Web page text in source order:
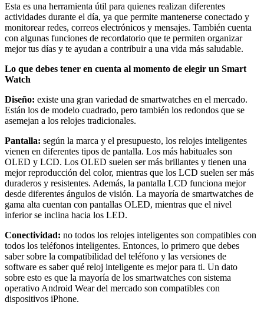
Esta es una herramienta útil para quienes realizan diferentes
actividades durante el día, ya que permite mantenerse conectado y
monitorear redes, correos electrónicos y mensajes. También cuenta
con algunas funciones de recordatorio que te permiten organizar
mejor tus días y te ayudan a contribuir a una vida más saludable.
Lo que debes tener en cuenta al momento de elegir un Smart
Watch
Diseño: existe una gran variedad de smartwatches en el mercado.
Están los de modelo cuadrado, pero también los redondos que se
asemejan a los relojes tradicionales.
Pantalla: según la marca y el presupuesto, los relojes inteligentes
vienen en diferentes tipos de pantalla. Los más habituales son
OLED y LCD. Los OLED suelen ser más brillantes y tienen una
mejor reproducción del color, mientras que los LCD suelen ser más
duraderos y resistentes. Además, la pantalla LCD funciona mejor
desde diferentes ángulos de visión. La mayoría de smartwatches de
gama alta cuentan con pantallas OLED, mientras que el nivel
inferior se inclina hacia los LED.
Conectividad: no todos los relojes inteligentes son compatibles con
todos los teléfonos inteligentes. Entonces, lo primero que debes
saber sobre la compatibilidad del teléfono y las versiones de
software es saber qué reloj inteligente es mejor para ti. Un dato
sobre esto es que la mayoría de los smartwatches con sistema
operativo Android Wear del mercado son compatibles con
dispositivos iPhone.